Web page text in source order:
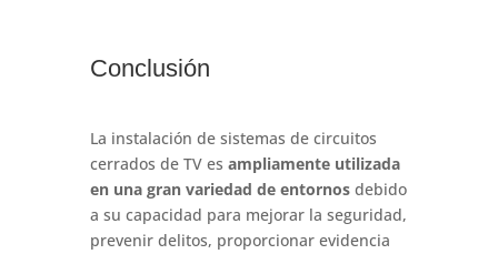
Conclusión
La instalación de sistemas de circuitos
cerrados de TV es ampliamente utilizada
en una gran variedad de entornosdebido
a su capacidad para mejorar la seguridad,
prevenir delitos, proporcionar evidencia